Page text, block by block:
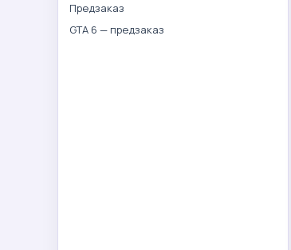
Предзаказ
GTA 6 — предзаказ